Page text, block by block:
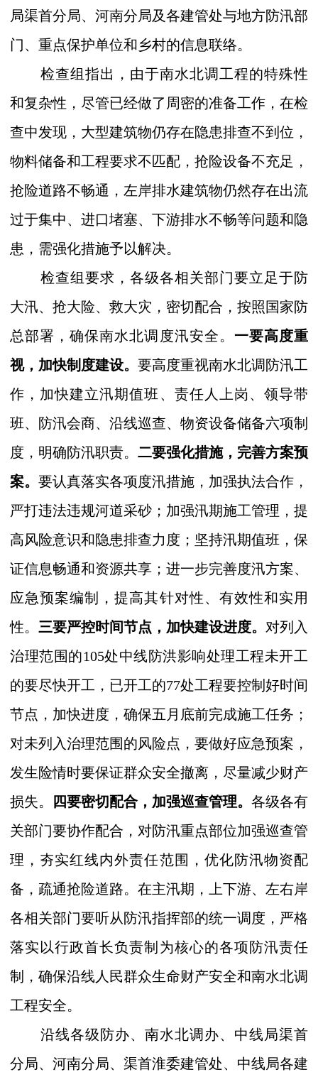
局渠首分局、河南分局及各建管处与地方防汛部
门、重点保护单位和乡村的信息联络。
检查组指出，由于南水北调工程的特殊性
和复杂性，尽管已经做了周密的准备工作，在检
查中发现，大型建筑物仍存在隐患排查不到位，
物料储备和工程要求不匹配，抢险设备不充足，
抢险道路不畅通，左岸排水建筑物仍然存在出流
过于集中、进口堵塞、下游排水不畅等问题和隐
患，需强化措施予以解决。
检查组要求，各级各相关部门要立足于防
大汛、抢大险、救大灾，密切配合，按照国家防
总部署，确保南水北调度汛安全。 一要高度重
视，加快制度建设。 要高度重视南水北调防汛工
作，加快建立汛期值班、责任人上岗、领导带
班、防汛会商、沿线巡查、物资设备储备六项制
度，明确防汛职责。 二要强化措施，完善方案预
案。 要认真落实各项度汛措施，加强执法合作，
严打违法违规河道采砂；加强汛期施工管理，提
高风险意识和隐患排查力度；坚持汛期值班，保
证信息畅通和资源共享；进一步完善度汛方案、
应急预案编制，提高其针对性、有效性和实用
性。 三要严控时间节点，加快建设进度。 对列入
治理范围的105处中线防洪影响处理工程未开工
的要尽快开工，已开工的77处工程要控制好时间
节点，加快进度，确保五月底前完成施工任务；
对未列入治理范围的风险点，要做好应急预案，
发生险情时要保证群众安全撤离，尽量减少财产
损失。
四要密切配合，加强巡查管理。 各级各有
关部门要协作配合，对防汛重点部位加强巡查管
理，夯实红线内外责任范围，优化防汛物资配
备，疏通抢险道路。在主汛期，上下游、左右岸
各相关部门要听从防汛指挥部的统一调度，严格
落实以行政首长负责制为核心的各项防汛责任
制，确保沿线人民群众生命财产安全和南水北调
工程安全。
沿线各级防办、南水北调办、中线局渠首
分局、河南分局、渠首淮委建管处、中线局各建